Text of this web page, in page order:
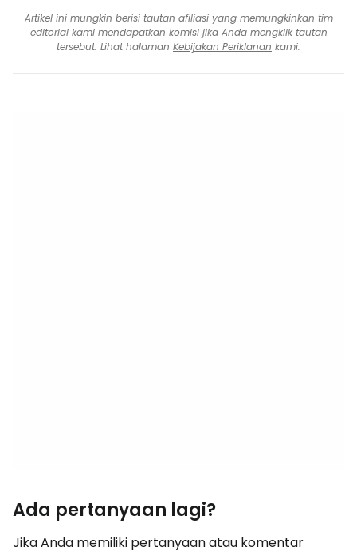
Artikel ini mungkin berisi tautan afiliasi yang memungkinkan tim
editorial kami mendapatkan komisi jika Anda mengklik tautan
tersebut. Lihat halaman Kebijakan Periklanan kami.
Ada pertanyaan lagi?
Jika Anda memiliki pertanyaan atau komentar